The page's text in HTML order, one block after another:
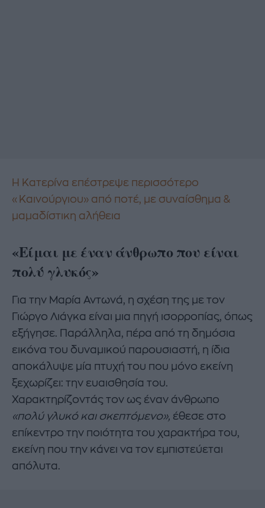
Η Κατερίνα επέστρεψε περισσότερο
«Καινούργιου» από ποτέ, με συναίσθημα &
μαμαδίστικη αλήθεια
«Είμαι με έναν άνθρωπο που είναι
πολύ γλυκός»
Για την Μαρία Αντωνά, η σχέση της με τον
Γιώργο Λιάγκα είναι μια πηγή ισορροπίας, όπως
εξήγησε. Παράλληλα, πέρα από τη δημόσια
εικόνα του δυναμικού παρουσιαστή, η ίδια
αποκάλυψε μία πτυχή του που μόνο εκείνη
ξεχωρίζει: την ευαισθησία του.
Χαρακτηρίζοντάς τον ως έναν άνθρωπο
«πολύ γλυκό και σκεπτόμενο», έθεσε στο
επίκεντρο την ποιότητα του χαρακτήρα του,
εκείνη που την κάνει να τον εμπιστεύεται
απόλυτα.